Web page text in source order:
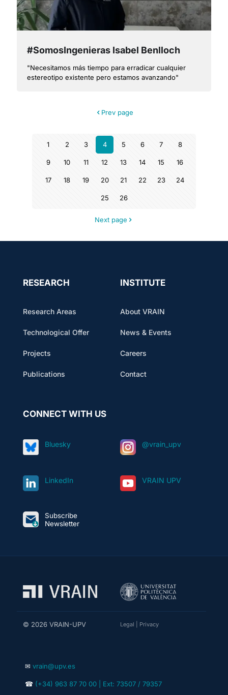
#SomosIngenieras Isabel Benlloch
"Necesitamos más tiempo para erradicar cualquier
estereotipo existente pero estamos avanzando"
Prev page
1 2 3 4 5 6 7 8
9 10 11 12 13 14 15 16
17 18 19 20 21 22 23 24
25 26
Next page
RESEARCH
Research Areas
Technological Offer
Projects
Publications
INSTITUTE
About VRAIN
News & Events
Careers
Contact
CONNECT WITH US
Bluesky @vrain_upv
LinkedIn VRAIN UPV
Subscribe
Newsletter
© 2026 VRAIN-UPV Legal Privacy
✉ vrain@upv.es
☎ (+34) 963 87 70 00 | Ext: 73507 / 79357